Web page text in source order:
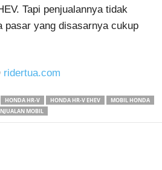
Tapi penjualannya tidak
pasar yang disasarnya cukup
ridertua.com
HONDA HR-V HONDA HR-V EHEV
MOBIL HONDA
MOBIL